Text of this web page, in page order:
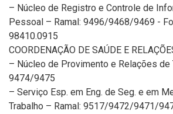
– Núcleo de Registro e Controle de
Pessoal – Ramal: 9496/9468/9469 -
98410.0915
COORDENAÇÃO DE SAÚDE E
– Núcleo de Provimento e Relações de
9474/9475
– Serviço Esp. em Eng. de Seg. e em
Trabalho – Ramal: 9517/9472/9471/